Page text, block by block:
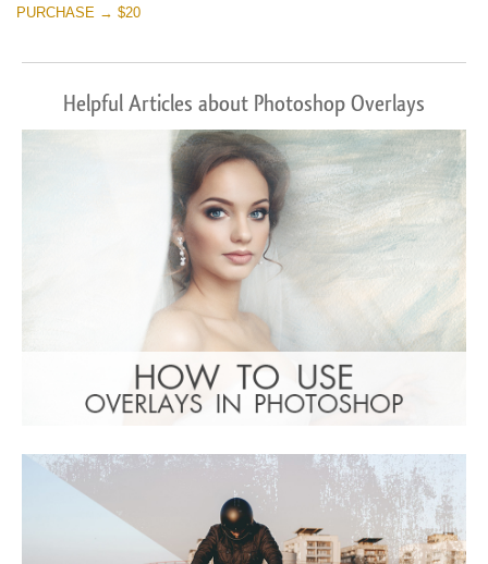
PURCHASE → $20
Helpful Articles about Photoshop Overlays